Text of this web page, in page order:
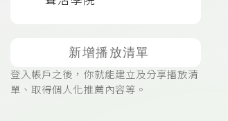
新增播放清單
登入帳戶之後，你就能建立及分享播放清
單、取得個人化推薦內容等。